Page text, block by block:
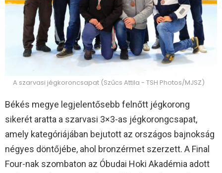
A szarvasi jégkoroncsapat (Szűcs Attila - TSH Photos/MJSZ)
Békés megye legjelentősebb felnőtt jégkorong
sikerét aratta a szarvasi 3×3-as jégkorongcsapat,
amely kategóriájában bejutott az országos bajnokság
négyes döntőjébe, ahol bronzérmet szerzett. A Final
Four-nak szombaton az Óbudai Hoki Akadémia adott